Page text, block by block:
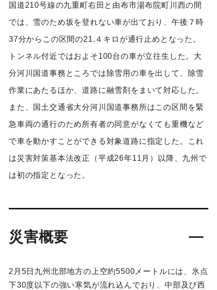
国道210号線の九重町右田と由布市湯布院町川西の間
では、雪のため坂を登れない車が出ており、午後７時
37分からこの区間の21.４キロが通行止めとなった。
トンネル付近ではおよそ100台の車が立往生した。大
分河川国道事務ところでは除雪用の車を出して、除雪
作業にあたるほか、道路に融雪剤をまいて対応した。
また、国土交通省大分河川国道事務所はこの区間を緊
急車両の通行のため所有者の同意がなくても重機など
で車を動かすことができる対象道路に指定した。これ
は災害対策基本法改正（平成26年11月）以降、九州で
は初の指定となった。
災害概要
2月5日九州北部地方の上空約5500メートルには、氷点
下30度以下の強い寒気が流れ込んでおり、中部及び西